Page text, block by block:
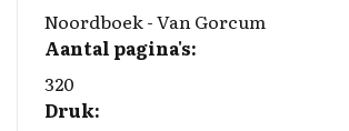
Noordboek - Van Gorcum
Aantal pagina's:
320
Druk: